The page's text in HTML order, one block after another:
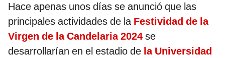
Hace apenas unos días se anunció que las
principales actividades de la Festividad de la
Virgen de la Candelaria 2024 se
desarrollarían en el estadio de la Universidad